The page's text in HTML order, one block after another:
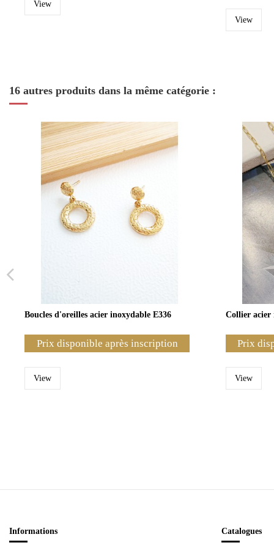
View
View
16 autres produits dans la même catégorie :
Boucles d'oreilles acier inoxydable E336
Prix disponible après inscription
View
Collier acier
Prix
View
Informations Catalogues